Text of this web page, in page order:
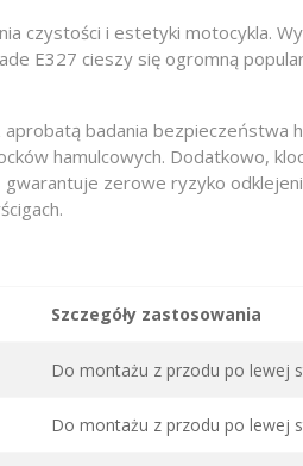
czystości i estetyki motocykla.
E327 cieszy się ogromną
badania bezpieczeństwa
hamulcowych. Dodatkowo,
zerowe ryzyko
Szczegóły zastosowania
Do montażu z przodu po lewej
Do montażu z przodu po lewej